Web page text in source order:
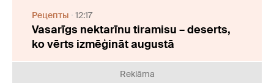
Рецепты 12:17
Vasarīgs nektarīnu tiramisu – deserts,
ko vērts izmēģināt augustā
Reklāma